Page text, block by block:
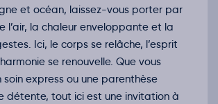
et océan, laissez-vous porter par
l’air, la chaleur enveloppante et la
Ici, le corps se relâche, l’esprit
se renouvelle. Que vous
soin express ou une parenthèse
détente, tout ici est une invitation à